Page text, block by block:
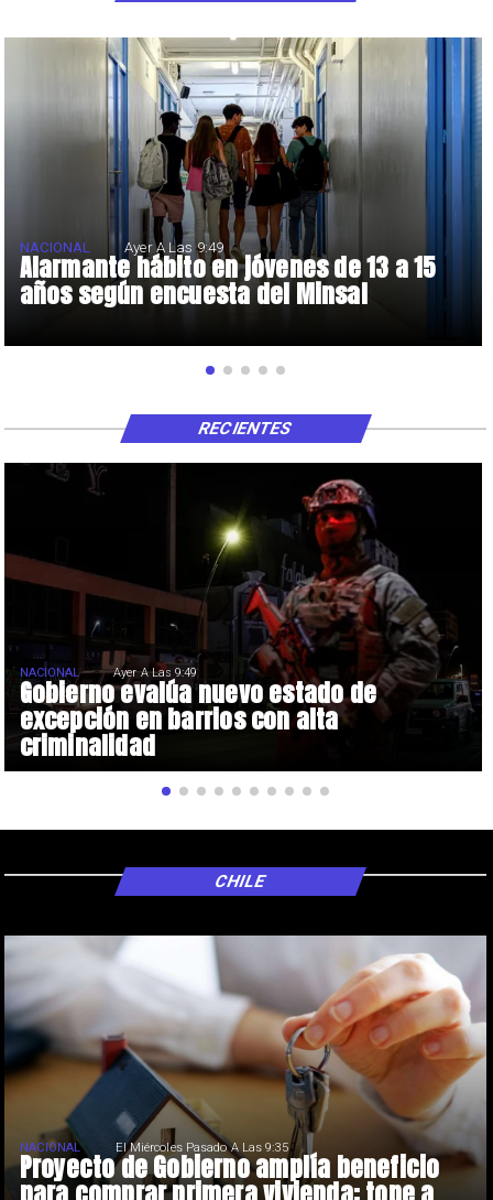
Alarmante hábito en jóvenes de 13 a 15
años según encuesta del Minsal
NACIONAL Ayer A Las 9:49
Gobierno evalúa nuevo estado de
excepción en barrios con alta
criminalidad
NACIONAL Ayer A Las 9:49
RECIENTES
Proyecto de Gobierno amplía beneficio
NACIONAL El Miércoles Pasado A Las 9:35
CHILE